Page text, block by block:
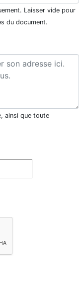
Laisser vide pour
du document.
ainsi que toute